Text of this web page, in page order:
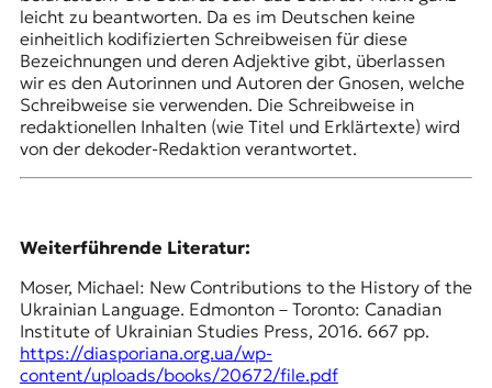
leicht zu beantworten. Da es im Deutschen keine
einheitlich kodifizierten Schreibweisen für diese
Bezeichnungen und deren Adjektive gibt, überlassen
wir es den Autorinnen und Autoren der Gnosen, welche
Schreibweise sie verwenden. Die Schreibweise in
redaktionellen Inhalten (wie Titel und Erklärtexte) wird
von der dekoder-Redaktion verantwortet.
Weiterführende Literatur:
Moser, Michael: New Contributions to the History of the
Ukrainian Language. Edmonton – Toronto: Canadian
Institute of Ukrainian Studies Press, 2016. 667 pp.
https://diasporiana.org.ua/wp-
content/uploads/books/20672/file.pdf